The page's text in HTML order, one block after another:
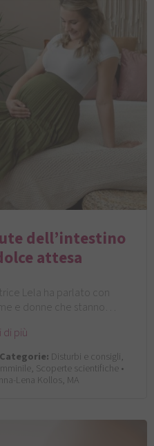
dell’intestino
attesa
Lela ha parlato con
e donne che stanno…
di più
Categorie: Disturbi e consigli,
Scoperte scientifiche •
Lena Kollos, MA